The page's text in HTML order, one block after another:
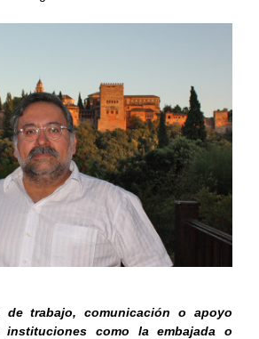
de trabajo, comunicación o apoyo
como la embajada o